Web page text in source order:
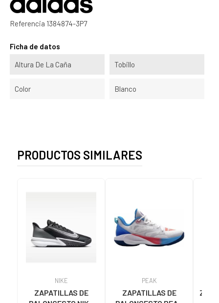
Referencia 1384874-3P7
Ficha de datos
Altura De La Caña Tobillo
Color Blanco
PRODUCTOS SIMILARES
NIKE
ZAPATILLAS DE
PEAK
ZAPATILLAS DE